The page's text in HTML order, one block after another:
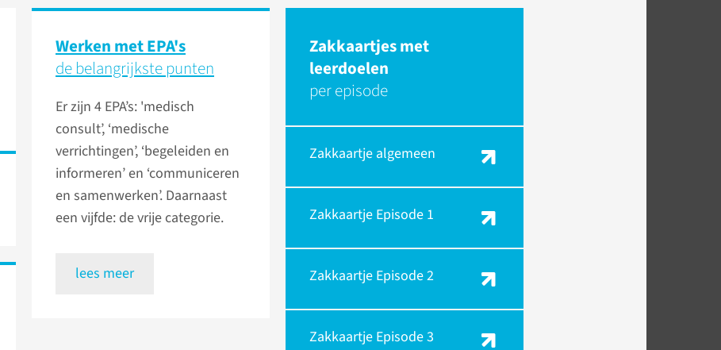
Werken met EPA's
de belangrijkste punten
Er zijn 4 EPA’s: 'medisch
consult’, ‘medische
verrichtingen’, ‘begeleiden en
informeren’ en ‘communiceren
en samenwerken’. Daarnaast
een vijfde: de vrije categorie.
lees meer
Zakkaartjes met
leerdoelen
per episode
Zakkaartje algemeen
Zakkaartje Episode 1
Zakkaartje Episode 2
Zakkaartje Episode 3